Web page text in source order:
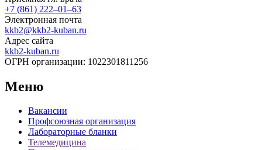
+7 (861) 222‒01‒63
Электронная почта
kkb2@kkb2-kuban.ru
Адрес сайта
kkb2-kuban.ru
ОГРН организации: 1022301811256
Меню
Вакансии
Профсоюзная организация
Лабораторные бланки
Телемедицина